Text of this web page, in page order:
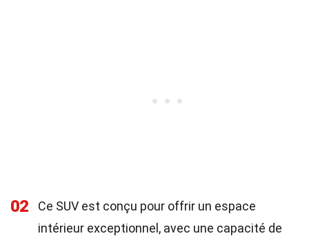
02
Ce SUV est conçu pour offrir un espace
intérieur exceptionnel, avec une capacité de